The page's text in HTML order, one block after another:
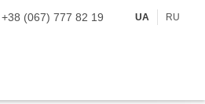
+38 (067) 777 82 19 UA RU